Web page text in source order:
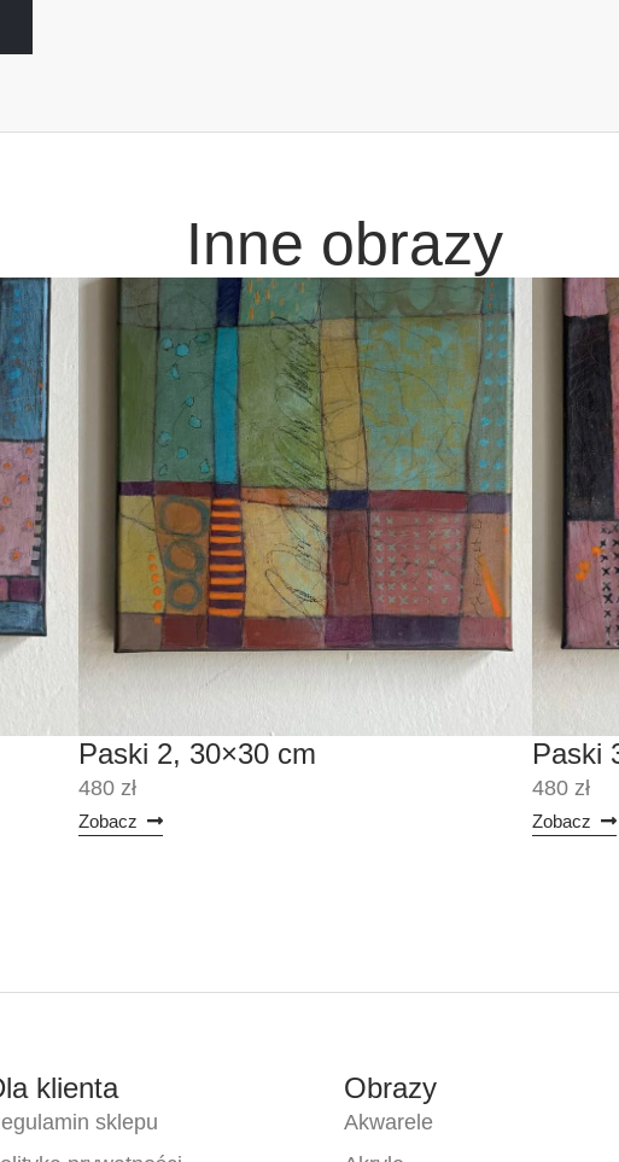
Inne obrazy
Paski 2, 30×30 cm
480 zł
Zobacz
Paski
480 zł
Zobacz
klienta
sklepu
Obrazy
Akwarele